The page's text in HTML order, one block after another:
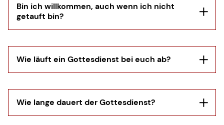
Kirche Gaildorf gehört zum Bund
Freikirchlicher Pfingstgemeinden (BFP)
und legt Wert auf gelebten Glauben,
nur neugierig bist. Unsere Gottesdienste
stehen allen offen.
Bin ich willkommen, auch wenn ich nicht
getauft bin?
Ja, absolut! Taufe ist keine Voraussetzung
für den Besuch unserer Gottesdienste. Wir
freuen uns über jeden, der dabei sein
Wie läuft ein Gottesdienst bei euch ab?
Unsere Gottesdienste finden sonntags um
Wie lange dauert der Gottesdienst?